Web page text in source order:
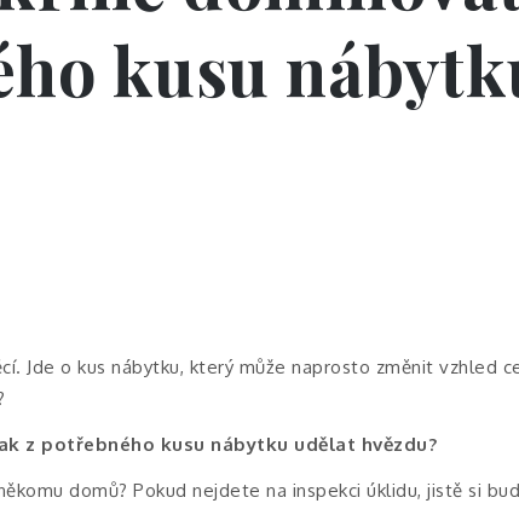
kusu
Jde o kus nábytku, který může naprosto změnit vzhled
z potřebného kusu nábytku udělat hvězdu?
domů? Pokud nejdete na inspekci úklidu, jistě si